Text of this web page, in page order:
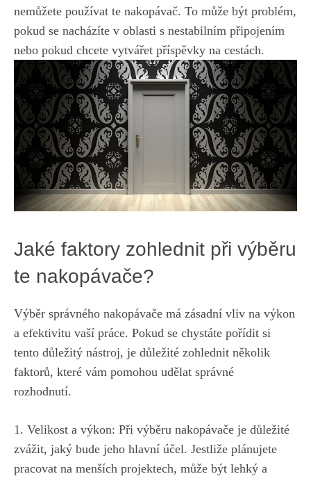
nemůžete používat te nakopávač. To může být problém,
pokud se nacházíte v oblasti s nestabilním připojením
nebo pokud chcete vytvářet příspěvky ‌na cestách.
Jaké ⁣faktory zohlednit při výběru
te nakopávače?
Výběr správného nakopávače má zásadní vliv na výkon
a efektivitu vaší práce. Pokud se chystáte pořídit si
tento důležitý nástroj,⁤ je důležité zohlednit několik
‍faktorů, ‌které vám pomohou udělat správné
rozhodnutí.
1. Velikost ​a ⁣výkon: Při výběru nakopávače ‌je‌ důležité
zvážit, jaký bude jeho ​hlavní účel. Jestliže ‍plánujete
pracovat na menších projektech, může být lehký a